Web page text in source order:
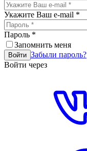
Укажите Ваш e-mail *
Пароль *
Запомнить меня
Войти Забыли пароль?
Войти через